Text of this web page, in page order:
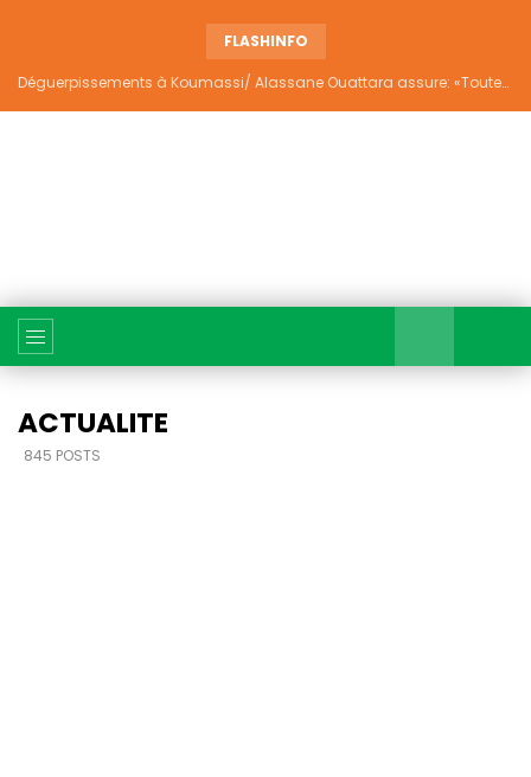
FLASHINFO
Déguerpissements à Koumassi/ Alassane Ouattara assure: «Toutes les responsabilités seront établies et elles donneront lieu aux sanctions prévues par la loi»
ACTUALITE
845 POSTS